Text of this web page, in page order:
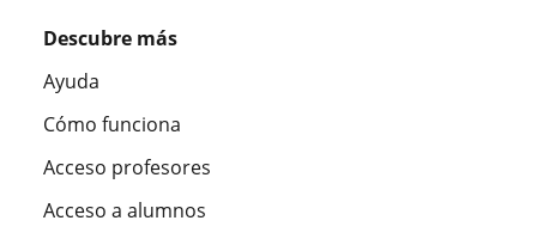
Descubre más
Ayuda
Cómo funciona
Acceso profesores
Acceso a alumnos